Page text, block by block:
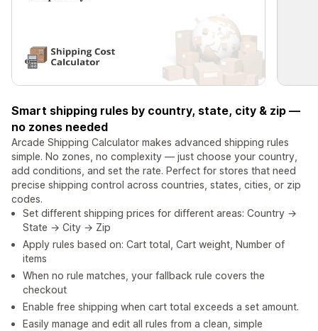
Smart shipping rules by country, state, city & zip —
no zones needed
Arcade Shipping Calculator makes advanced shipping rules
simple. No zones, no complexity — just choose your country,
add conditions, and set the rate. Perfect for stores that need
precise shipping control across countries, states, cities, or zip
codes.
Set different shipping prices for different areas: Country →
State → City → Zip
Apply rules based on: Cart total, Cart weight, Number of
items
When no rule matches, your fallback rule covers the
checkout
Enable free shipping when cart total exceeds a set amount.
Easily manage and edit all rules from a clean, simple